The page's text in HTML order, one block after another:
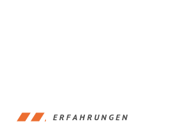
ERFAHRUNGEN